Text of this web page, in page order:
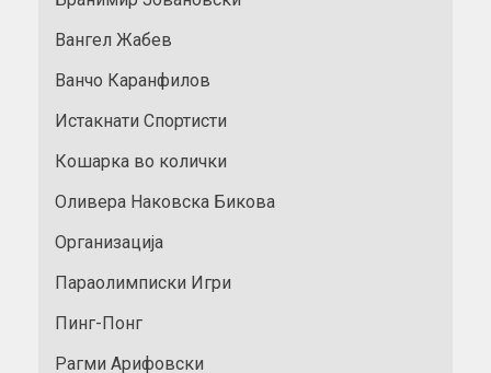
Вангел Жабев
Ванчо Каранфилов
Истакнати Спортисти
Кошарка во колички
Оливера Наковска Бикова
Организација
Параолимписки Игри
Пинг-Понг
Рагми Арифовски